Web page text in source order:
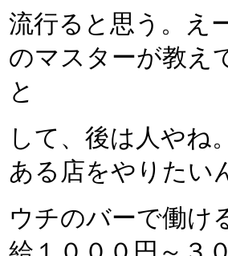
流行ると思う。え
のマスターが教え
と
して、後は人やね
ある店をやりたい
ウチのバーで働け